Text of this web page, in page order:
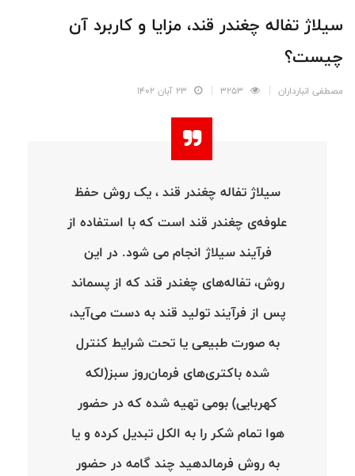
سیلاژ تفاله چغندر قند، مزایا و کاربرد آن
چیست؟
مصطفی انبارداران
سیلاژ تفاله چغندر قند ، یک روش حفظ
علوفه‌ی چغندر قند است که با استفاده از
فرآیند سیلاژ انجام می شود. در این
روش، تفاله‌های چغندر قند که از پسماند
پس از فرآیند تولید قند به دست می‌آید،
به صورت طبیعی یا تحت شرایط کنترل
شده باکتری‌های فرمان‌روز سبز(لکه
کهربایی) بومی تهیه شده که در حضور
هوا تمام شکر را به الکل تبدیل کرده و یا
به روش فرمالدهید چند گامه در حضور